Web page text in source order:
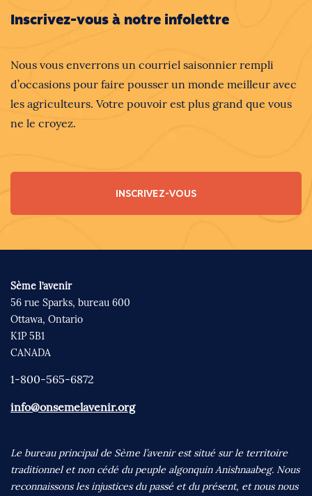
Inscrivez-vous à notre infolettre
Nous vous enverrons un courriel saisonnier rempli
d’occasions pour faire pousser un monde meilleur avec
les agriculteurs. Votre pouvoir est plus grand que vous
ne le croyez.
INSCRIVEZ-VOUS
Sème l’avenir
56 rue Sparks, bureau 600
Ottawa, Ontario
K1P 5B1
CANADA
1-800-565-6872
info@onsemelavenir.org
Le bureau principal de Sème l’avenir est situé sur le territoire
traditionnel et non cédé du peuple algonquin Anishnaabeg. Nous
reconnaissons les injustices du passé et du présent, et nous nous